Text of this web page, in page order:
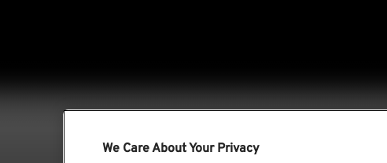
We Care About Your Privacy